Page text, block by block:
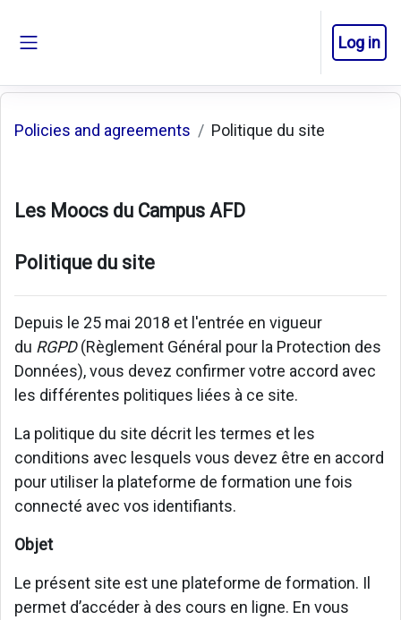
Log in
Policies and agreements Politique du site
Les Moocs du Campus AFD
Politique du site
Depuis le 25 mai 2018 et l'entrée en vigueur
du RGPD(Règlement Général pour la Protection des
Données), vous devez confirmer votre accord avec
les différentes politiques liées à ce site.
La politique du site décrit les termes et les
conditions avec lesquels vous devez être en accord
pour utiliser la plateforme de formation une fois
connecté avec vos identifiants.
Objet
Le présent site est une plateforme de formation. Il
permet d’accéder à des cours en ligne. En vous